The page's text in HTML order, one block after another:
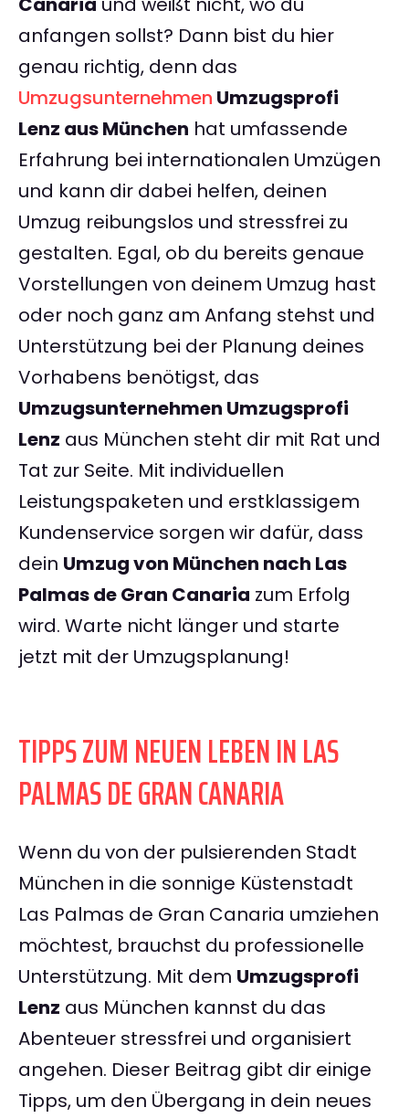
anfangen sollst? Dann bist du hier
genau richtig, denn das
Umzugsunternehmen Umzugsprofi
Lenz aus München hat umfassende
Erfahrung bei internationalen Umzügen
und kann dir dabei helfen, deinen
Umzug reibungslos und stressfrei zu
gestalten. Egal, ob du bereits genaue
Vorstellungen von deinem Umzug hast
oder noch ganz am Anfang stehst und
Unterstützung bei der Planung deines
Vorhabens benötigst, das
Umzugsunternehmen Umzugsprofi
Lenz aus München steht dir mit Rat und
Tat zur Seite. Mit individuellen
Leistungspaketen und erstklassigem
Kundenservice sorgen wir dafür, dass
dein Umzug von München nach Las
Palmas de Gran Canaria zum Erfolg
wird. Warte nicht länger und starte
jetzt mit der Umzugsplanung!
TIPPS ZUM NEUEN LEBEN IN LAS
PALMAS DE GRAN CANARIA
Wenn du von der pulsierenden Stadt
München in die sonnige Küstenstadt
Las Palmas de Gran Canaria umziehen
möchtest, brauchst du professionelle
Unterstützung. Mit dem Umzugsprofi
Lenz aus München kannst du das
Abenteuer stressfrei und organisiert
angehen. Dieser Beitrag gibt dir einige
Tipps, um den Übergang in dein neues